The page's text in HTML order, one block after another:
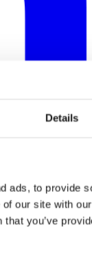
Details
ads, to provide
our site with
you’ve